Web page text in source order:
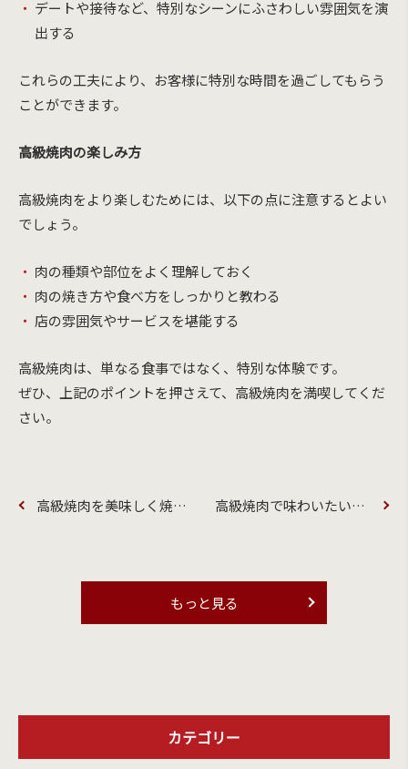
デートや接待など、特別なシーンにふさわしい雰囲気を演
出する
これらの工夫により、お客様に特別な時間を過ごしてもらう
ことができます。
高級焼肉の楽しみ方
高級焼肉をより楽しむためには、以下の点に注意するとよい
でしょう。
肉の種類や部位をよく理解しておく
肉の焼き方や食べ方をしっかりと教わる
店の雰囲気やサービスを堪能する
高級焼肉は、単なる食事ではなく、特別な体験です。
ぜひ、上記のポイントを押さえて、高級焼肉を満喫してくだ
さい。
高級焼肉を美味しく焼くためのコツ 高級焼肉で味わいたい、希少部位5選！
もっと見る
カテゴリー